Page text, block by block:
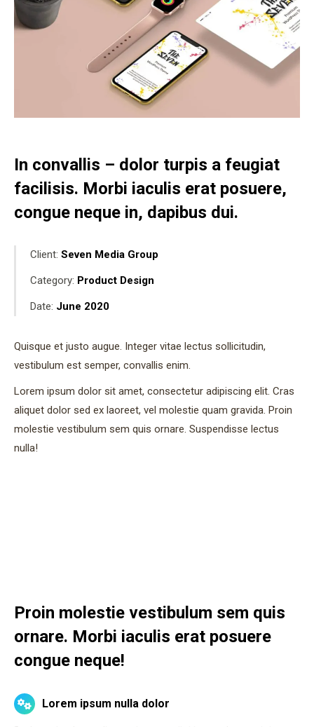
In convallis – dolor turpis a feugiat
facilisis. Morbi iaculis erat posuere,
congue neque in, dapibus dui.
Client: Seven Media Group
Category: Product Design
Date: June 2020
Quisque et justo augue. Integer vitae lectus sollicitudin,
vestibulum est semper, convallis enim.
Lorem ipsum dolor sit amet, consectetur adipiscing elit. Cras
aliquet dolor sed ex laoreet, vel molestie quam gravida. Proin
molestie vestibulum sem quis ornare. Suspendisse lectus
nulla!
Proin molestie vestibulum sem quis
ornare. Morbi iaculis erat posuere
congue neque!
Lorem ipsum nulla dolor